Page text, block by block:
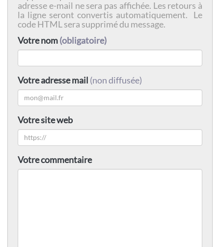
adresse e-mail ne sera pas affichée. Les retours à
la ligne seront convertis automatiquement. Le
code HTML sera supprimé du message.
Votre nom(obligatoire)
Votre adresse mail (non diffusée)
Votre site web
Votre commentaire